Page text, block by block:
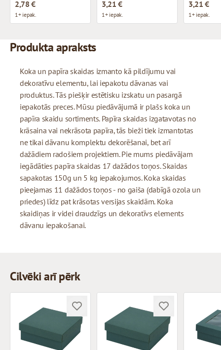
2,78 €
1+ iepak.
3,21 €
1+ iepak.
3,21 €
1+ iepak.
Produkta apraksts
Koka un papīra skaidas izmanto kā pildījumu vai
dekoratīvu elementu, lai iepakotu dāvanas vai
produktus. Tās piešķir estētisku izskatu un pasargā
iepakotās preces. Mūsu piedāvājumā ir plašs koka un
papīra skaidu sortiments. Papīra skaidas izgatavotas no
krāsaina vai nekrāsota papīra, tās bieži tiek izmantotas
ne tikai dāvanu komplektu dekorēšanai, bet arī
dažādiem radošiem projektiem. Pie mums piedāvājam
iegādāties papīra skaidas 17 dažādos toņos. Skaidas
sapakotas 150g un 5 kg iepakojumos. Koka skaidas
pieejamas 11 dažādos toņos - no gaiša (dabīgā ozola un
priedes) līdz pat krāsotas versijas skaidām. Koka
skaidiņas ir videi draudzīgs un dekoratīvs elements
dāvanu iepakošanai.
Cilvēki arī pērk